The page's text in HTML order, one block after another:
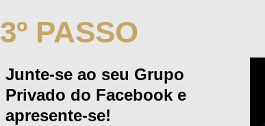
3º PASSO
Junte-se ao seu Grupo
Privado do Facebook e
apresente-se!